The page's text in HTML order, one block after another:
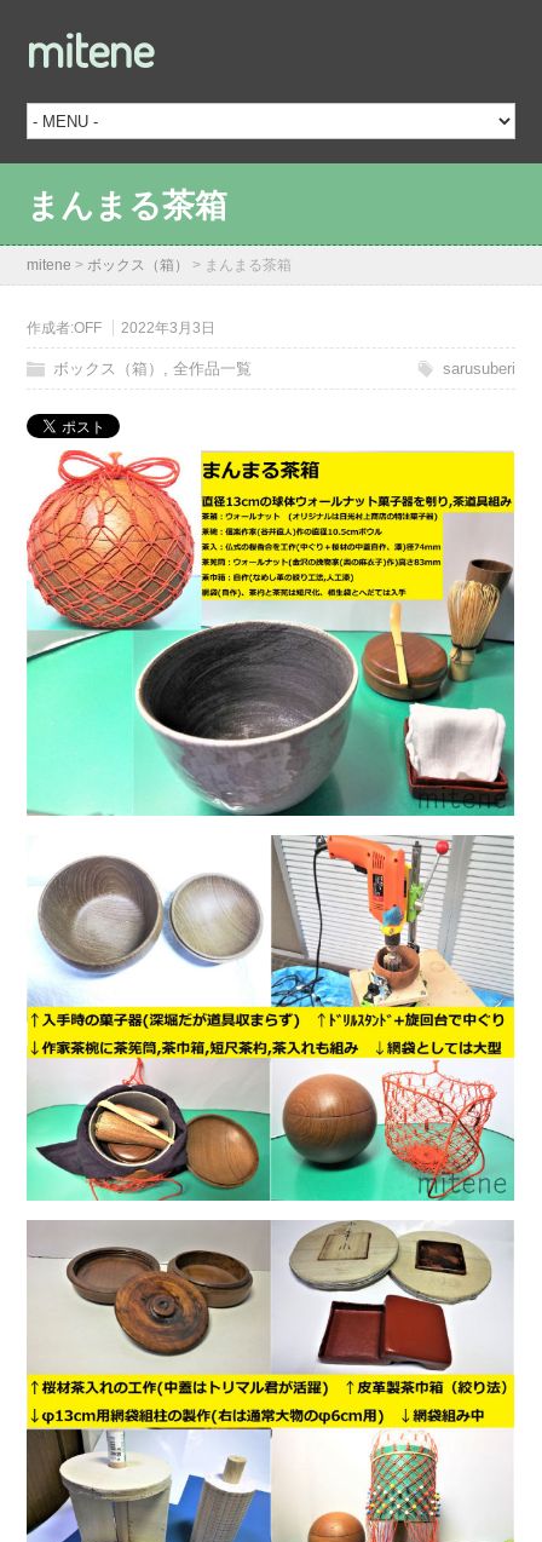
mitene
まんまる茶箱
mitene >ボックス（箱） > まんまる茶箱
作成者:OFF 2022年3月3日
ボックス（箱） ,全作品一覧 sarusuberi